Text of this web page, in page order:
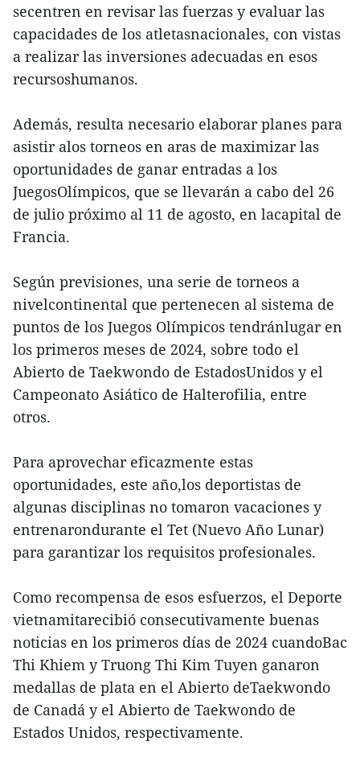
secentren en revisar las fuerzas y evaluar las
capacidades de los atletasnacionales, con vistas
a realizar las inversiones adecuadas en esos
recursoshumanos.
Además, resulta necesario elaborar planes para
asistir alos torneos en aras de maximizar las
oportunidades de ganar entradas a los
JuegosOlímpicos, que se llevarán a cabo del 26
de julio próximo al 11 de agosto, en lacapital de
Francia.
Según previsiones, una serie de torneos a
nivelcontinental que pertenecen al sistema de
puntos de los Juegos Olímpicos tendránlugar en
los primeros meses de 2024, sobre todo el
Abierto de Taekwondo de EstadosUnidos y el
Campeonato Asiático de Halterofilia, entre
otros.
Para aprovechar eficazmente estas
oportunidades, este año,los deportistas de
algunas disciplinas no tomaron vacaciones y
entrenarondurante el Tet (Nuevo Año Lunar)
para garantizar los requisitos profesionales.
Como recompensa de esos esfuerzos, el Deporte
vietnamitarecibió consecutivamente buenas
noticias en los primeros días de 2024 cuandoBac
Thi Khiem y Truong Thi Kim Tuyen ganaron
medallas de plata en el Abierto deTaekwondo
de Canadá y el Abierto de Taekwondo de
Estados Unidos, respectivamente.